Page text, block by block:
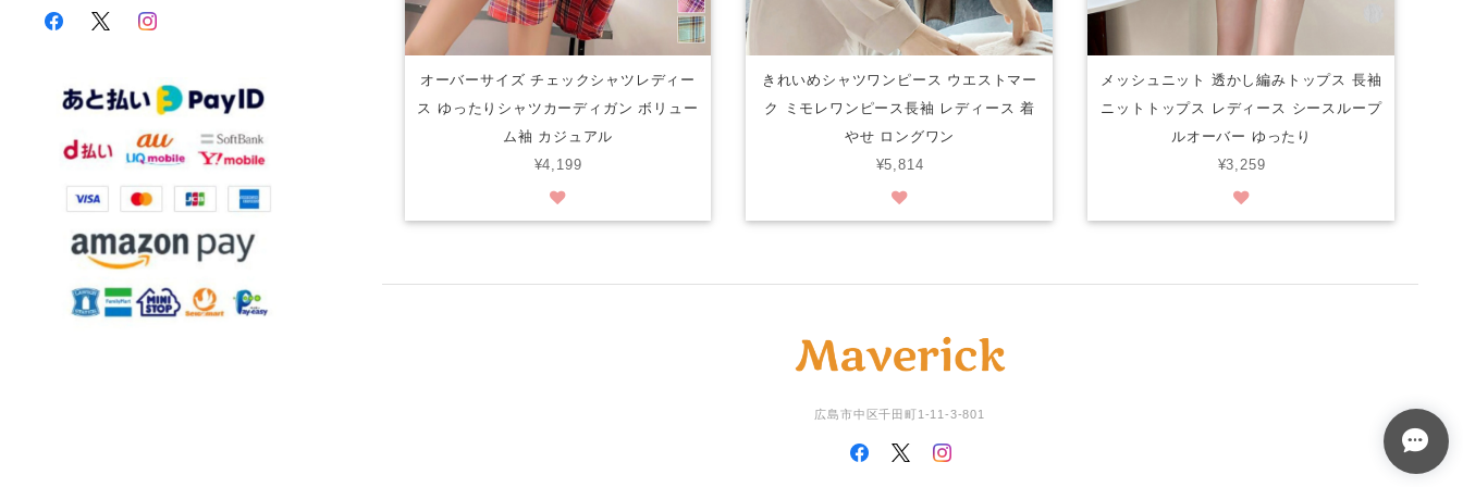
オーバーサイズ チェックシャツレディー
ス ゆったりシャツカーディガン ボリュー
ム袖 カジュアル
¥4,199
きれいめシャツワンピース ウエストマー
ク ミモレワンピース長袖 レディース 着
やせ ロングワン
¥5,814
メッシュニット 透かし編みトップス 長袖
ニットトップス レディース シースループ
ルオーバー ゆったり
¥3,259
広島市中区千田町1-11-3-801